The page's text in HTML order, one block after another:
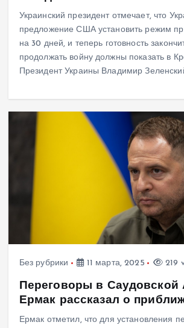
Украинский президент отмечает, что
предложение США установить режим
на 30 дней, и теперь готовность
продолжать войну должны показать в
Президент Украины Владимир
Без рубрики 11 марта, 2025 219
Переговоры в Саудовской
Ермак рассказал о
Ермак отметил, что для установления